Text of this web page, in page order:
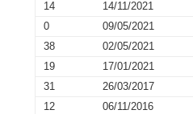
14
14/11/2021
0
09/05/2021
38
02/05/2021
19
17/01/2021
31
26/03/2017
12
06/11/2016